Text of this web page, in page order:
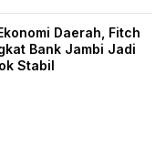
Daerah, Fitch
Bank Jambi Jadi
Stabil